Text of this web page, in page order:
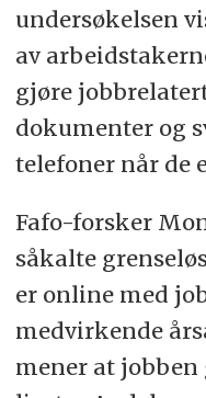
undersøkelsen
av
gjøre
dokumenter og
telefoner når de
Fafo-forsker
såkalte
er online med
medvirkende
mener at jobben